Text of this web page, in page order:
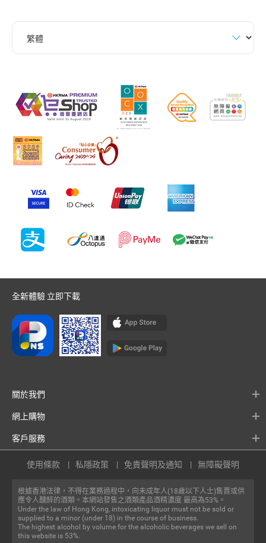
全新體驗 立即下載
關於我們
網上購物
客戶服務
根據香港法律，不得在業務過程中，向未成年人(18歲以下人士)售賣或供
應令人醺醉的酒類。本網站發售之酒類產品酒精濃度 最高為53%。
Under the law of Hong Kong, intoxicating liquor must not be sold or
supplied to a minor (under 18) in the course of business.
The highest alcohol by volume for the alcoholic beverages we sell on
this website is 53%.
使用條款 私隱政策 免責聲明及通知 無障礙聲明